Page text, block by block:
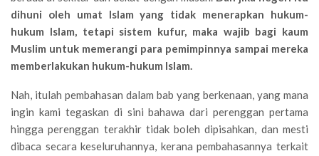
dihuni oleh umat Islam yang tidak menerapkan hukum-
hukum Islam, tetapi sistem kufur, maka wajib bagi kaum
Muslim untuk memerangi para pemimpinnya sampai mereka
memberlakukan hukum-hukum Islam.
Nah, itulah pembahasan dalam bab yang berkenaan, yang mana
ingin kami tegaskan di sini bahawa dari perenggan pertama
hingga perenggan terakhir tidak boleh dipisahkan, dan mesti
dibaca secara keseluruhannya, kerana pembahasannya terkait